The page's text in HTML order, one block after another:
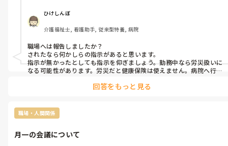
ひけしんぼ
介護福祉士, 看護助手, 従来型特養, 病院
職場へは報告しましたか？
されたなら何かしらの指示があると思います。
指示が無かったとしても指示を仰ぎましょう。勤務中なら労災扱いに
なる可能性があります。労災だと健康保険は使えません。病院へ行っ
受診を断られることもあります。
受診するとして不安や気になる所はどこでしょう？
①インスリンの方は感染症を持ってますか？
③刺した部分になにか異常はありますか？
回答をもっと見る
職場・人間関係
月一の会議について